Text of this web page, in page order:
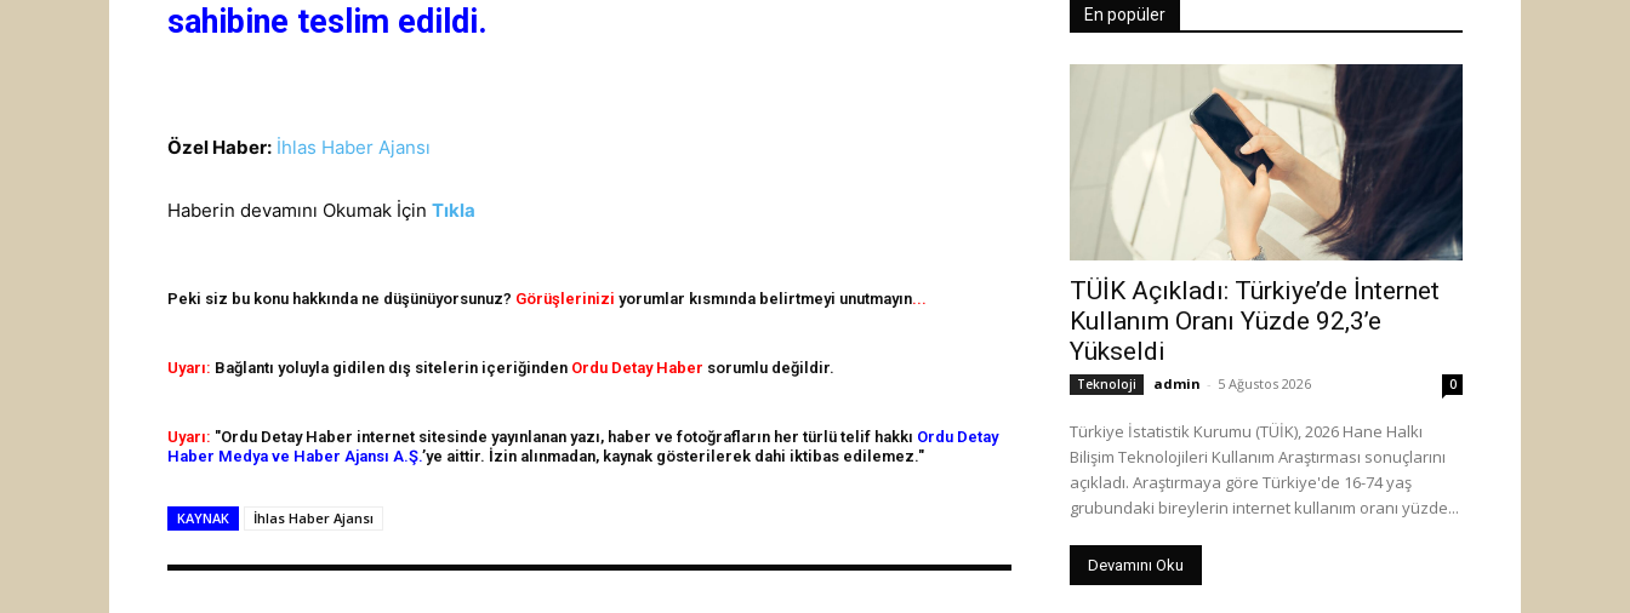
sahibine teslim edildi.
Özel Haber: İhlas Haber Ajansı
Haberin devamını Okumak İçin Tıkla
Peki siz bu konu hakkında ne düşünüyorsunuz? Görüşlerinizi yorumlar kısmında belirtmeyi unutmayın...
Uyarı: Bağlantı yoluyla gidilen dış sitelerin içeriğinden Ordu Detay Haber sorumlu değildir.
Uyarı: "Ordu Detay Haber internet sitesinde yayınlanan yazı, haber ve fotoğrafların her türlü telif hakkı Ordu Detay
Haber Medya ve Haber Ajansı A.Ş.’ye aittir. İzin alınmadan, kaynak gösterilerek dahi iktibas edilemez."
KAYNAK İhlas Haber Ajansı
En popüler
TÜİK Açıkladı: Türkiye’de İnternet
Kullanım Oranı Yüzde 92,3’e
Yükseldi
Teknoloji admin - 5 Ağustos 2026 0
Türkiye İstatistik Kurumu (TÜİK), 2026 Hane Halkı
Bilişim Teknolojileri Kullanım Araştırması sonuçlarını
açıkladı. Araştırmaya göre Türkiye'de 16-74 yaş
grubundaki bireylerin internet kullanım oranı yüzde...
Devamını Oku